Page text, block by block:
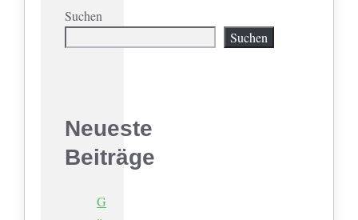
Suchen
Suchen
Neueste
Beiträge
G